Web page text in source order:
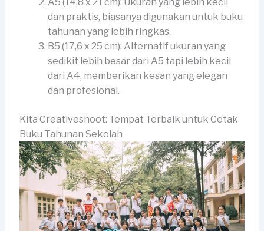
A5 (14,8 x 21 cm): Ukuran yang lebih kecil
dan praktis, biasanya digunakan untuk buku
tahunan yang lebih ringkas.
B5 (17,6 x 25 cm): Alternatif ukuran yang
sedikit lebih besar dari A5 tapi lebih kecil
dari A4, memberikan kesan yang elegan
dan profesional.
Kita Creativeshoot: Tempat Terbaik untuk Cetak
Buku Tahunan Sekolah